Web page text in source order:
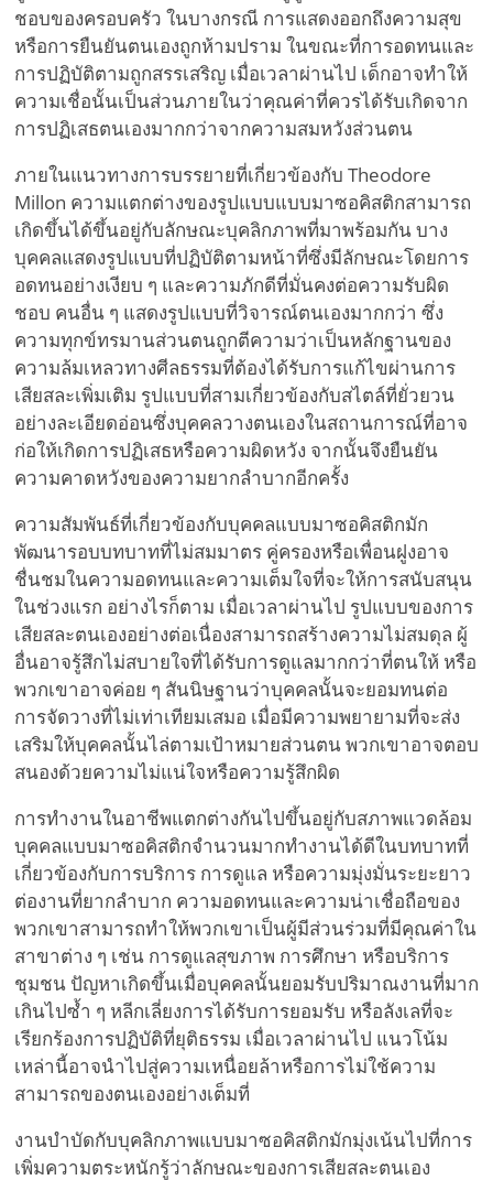
ชอบของครอบครัว ในบางกรณี การแสดงออกถึงความสุข
หรือการยืนยันตนเองถูกห้ามปราม ในขณะที่การอดทนและ
การปฏิบัติตามถูกสรรเสริญ เมื่อเวลาผ่านไป เด็กอาจทำให้
ความเชื่อนั้นเป็นส่วนภายในว่าคุณค่าที่ควรได้รับเกิดจาก
การปฏิเสธตนเองมากกว่าจากความสมหวังส่วนตน
ภายในแนวทางการบรรยายที่เกี่ยวข้องกับ Theodore
Millon ความแตกต่างของรูปแบบแบบมาซอคิสติกสามารถ
เกิดขึ้นได้ขึ้นอยู่กับลักษณะบุคลิกภาพที่มาพร้อมกัน บาง
บุคคลแสดงรูปแบบที่ปฏิบัติตามหน้าที่ซึ่งมีลักษณะโดยการ
อดทนอย่างเงียบ ๆ และความภักดีที่มั่นคงต่อความรับผิด
ชอบ คนอื่น ๆ แสดงรูปแบบที่วิจารณ์ตนเองมากกว่า ซึ่ง
ความทุกข์ทรมานส่วนตนถูกตีความว่าเป็นหลักฐานของ
ความล้มเหลวทางศีลธรรมที่ต้องได้รับการแก้ไขผ่านการ
เสียสละเพิ่มเติม รูปแบบที่สามเกี่ยวข้องกับสไตล์ที่ยั่วยวน
อย่างละเอียดอ่อนซึ่งบุคคลวางตนเองในสถานการณ์ที่อาจ
ก่อให้เกิดการปฏิเสธหรือความผิดหวัง จากนั้นจึงยืนยัน
ความคาดหวังของความยากลำบากอีกครั้ง
ความสัมพันธ์ที่เกี่ยวข้องกับบุคคลแบบมาซอคิสติกมัก
พัฒนารอบบทบาทที่ไม่สมมาตร คู่ครองหรือเพื่อนฝูงอาจ
ชื่นชมในความอดทนและความเต็มใจที่จะให้การสนับสนุน
ในช่วงแรก อย่างไรก็ตาม เมื่อเวลาผ่านไป รูปแบบของการ
เสียสละตนเองอย่างต่อเนื่องสามารถสร้างความไม่สมดุล ผู้
อื่นอาจรู้สึกไม่สบายใจที่ได้รับการดูแลมากกว่าที่ตนให้ หรือ
พวกเขาอาจค่อย ๆ สันนิษฐานว่าบุคคลนั้นจะยอมทนต่อ
การจัดวางที่ไม่เท่าเทียมเสมอ เมื่อมีความพยายามที่จะส่ง
เสริมให้บุคคลนั้นไล่ตามเป้าหมายส่วนตน พวกเขาอาจตอบ
สนองด้วยความไม่แน่ใจหรือความรู้สึกผิด
การทำงานในอาชีพแตกต่างกันไปขึ้นอยู่กับสภาพแวดล้อม
บุคคลแบบมาซอคิสติกจำนวนมากทำงานได้ดีในบทบาทที่
เกี่ยวข้องกับการบริการ การดูแล หรือความมุ่งมั่นระยะยาว
ต่องานที่ยากลำบาก ความอดทนและความน่าเชื่อถือของ
พวกเขาสามารถทำให้พวกเขาเป็นผู้มีส่วนร่วมที่มีคุณค่าใน
สาขาต่าง ๆ เช่น การดูแลสุขภาพ การศึกษา หรือบริการ
ชุมชน ปัญหาเกิดขึ้นเมื่อบุคคลนั้นยอมรับปริมาณงานที่มาก
เกินไปซ้ำ ๆ หลีกเลี่ยงการได้รับการยอมรับ หรือลังเลที่จะ
เรียกร้องการปฏิบัติที่ยุติธรรม เมื่อเวลาผ่านไป แนวโน้ม
เหล่านี้อาจนำไปสู่ความเหนื่อยล้าหรือการไม่ใช้ความ
สามารถของตนเองอย่างเต็มที่
งานบำบัดกับบุคลิกภาพแบบมาซอคิสติกมักมุ่งเน้นไปที่การ
เพิ่มความตระหนักรู้ว่าลักษณะของการเสียสละตนเอง